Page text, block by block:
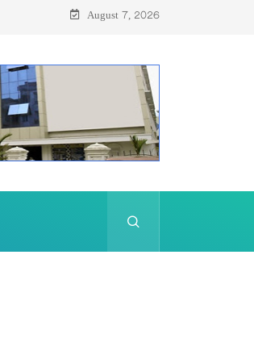
August 7, 2026